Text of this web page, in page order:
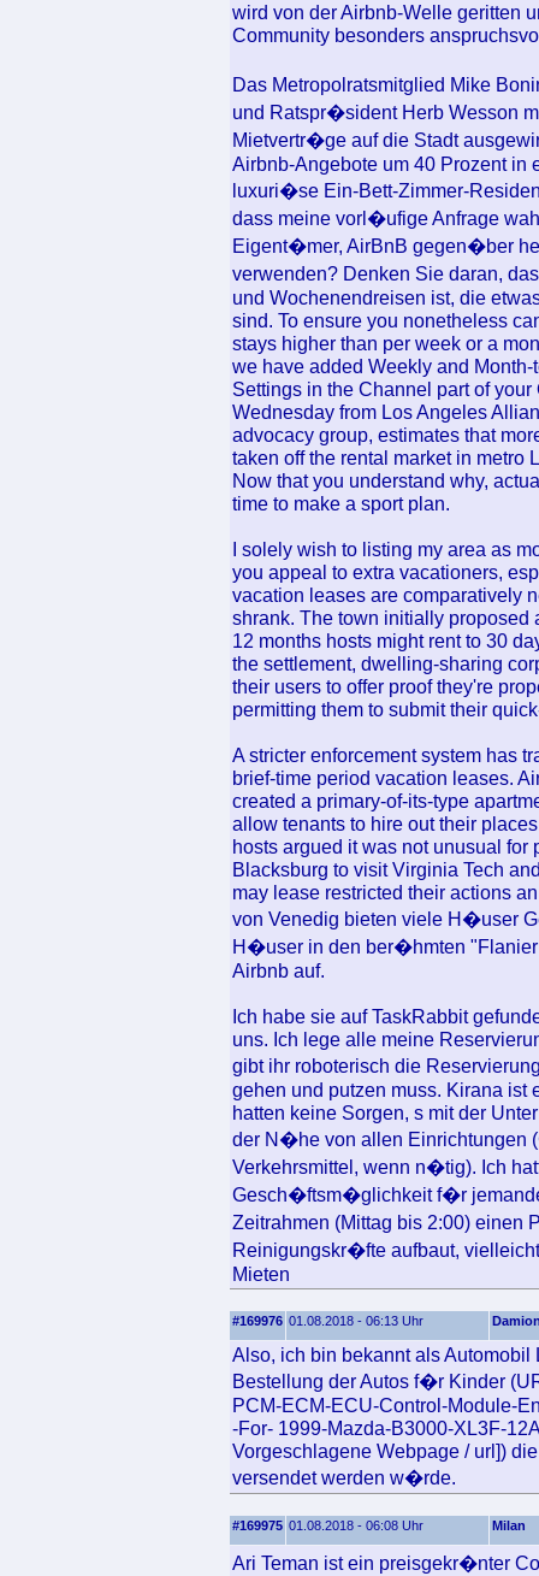
wird von der Airbnb-Welle geritten
Community besonders
Das Metropolratsmitglied Mike
und Ratspr�sident Herb Wesson
Mietvertr�ge auf die Stadt
Airbnb-Angebote um 40 Prozent in
luxuri�se Ein-Bett-Zimmer-
dass meine vorl�ufige Anfrage
Eigent�mer, AirBnB gegen�ber
verwenden? Denken Sie daran,
und Wochenendreisen ist, die
sind. To ensure you nonetheless
stays higher than per week or a
we have added Weekly and
Settings in the Channel part of
Wednesday from Los Angeles
advocacy group, estimates that
taken off the rental market in metro
Now that you understand why,
time to make a sport plan.
I solely wish to listing my area as
you appeal to extra vacationers,
vacation leases are comparatively
shrank. The town initially proposed
12 months hosts might rent to 30
the settlement, dwelling-sharing
their users to offer proof they're
permitting them to submit their
A stricter enforcement system has
brief-time period vacation leases.
created a primary-of-its-type
allow tenants to hire out their
hosts argued it was not unusual
Blacksburg to visit Virginia Tech
may lease restricted their actions
von Venedig bieten viele H�user
H�user in den ber�hmten
Airbnb auf.
Ich habe sie auf TaskRabbit
uns. Ich lege alle meine
gibt ihr roboterisch die
gehen und putzen muss. Kirana ist
hatten keine Sorgen, s mit der
der N�he von allen Einrichtungen
Verkehrsmittel, wenn n�tig). Ich
Gesch�ftsm�glichkeit f�r
Zeitrahmen (Mittag bis 2:00) einen
Reinigungskr�fte aufbaut,
Mieten
#169976 01.08.2018 - 06:13 Uhr
Also, ich bin bekannt als
Bestellung der Autos f�r Kinder
PCM-ECM-ECU-Control-Module-
-For- 1999-Mazda-B3000-XL3F-
Vorgeschlagene Webpage / url])
versendet werden w�rde.
#169975 01.08.2018 - 06:08 Uhr Milan
Ari Teman ist ein preisgekr�nter